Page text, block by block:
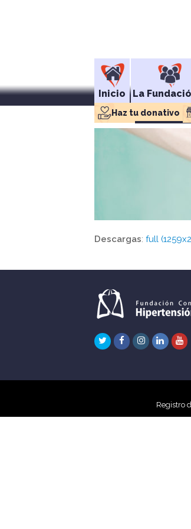
Inicio La
Haz tu donativo
Descargas: full
TwitterFacebook
Instagram
Registro